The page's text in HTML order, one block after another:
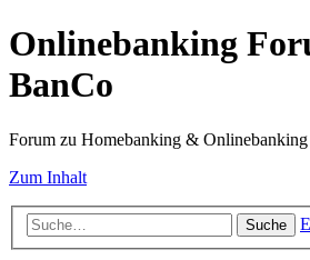
Onlinebanking
BanCo
Forum zu Homebanking &
Zum Inhalt
Suche